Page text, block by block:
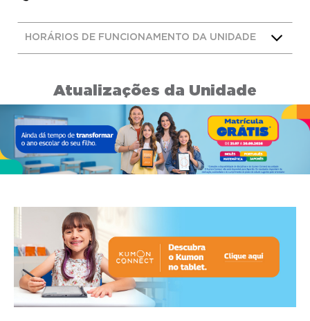
HORÁRIOS DE FUNCIONAMENTO DA UNIDADE
Atualizações da Unidade